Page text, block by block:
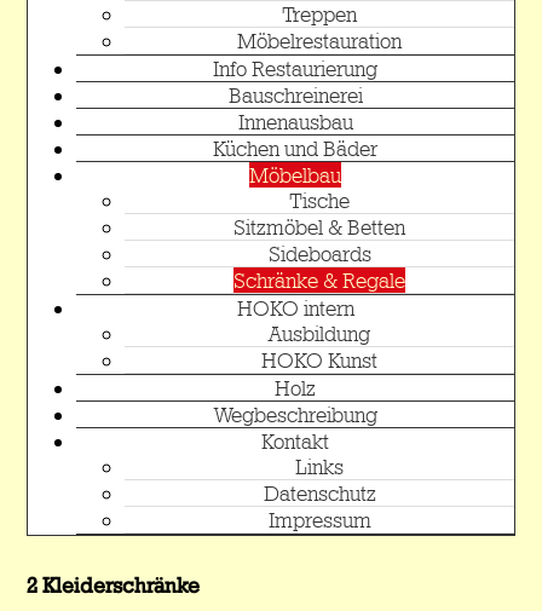
Treppen
Möbelrestauration
Info Restaurierung
Bauschreinerei
Innenausbau
Küchen und Bäder
Möbelbau
Tische
Sitzmöbel & Betten
Sideboards
Schränke & Regale
HOKO intern
Ausbildung
HOKO Kunst
Holz
Wegbeschreibung
Kontakt
Links
Datenschutz
Impressum
2 Kleiderschränke